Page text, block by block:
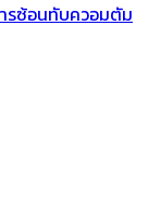
รซ้อนทับควอมตัม